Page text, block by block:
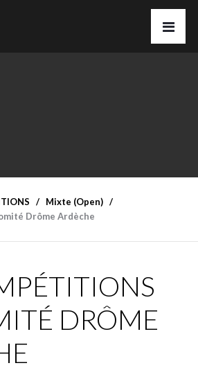
Mixte (Open)
Drôme Ardèche
DRÔME